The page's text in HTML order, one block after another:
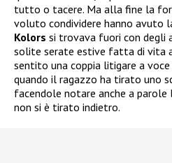
tutto o tacere. Ma alla fine la
voluto condividere hanno avuto
Kolors si trovava fuori con degli
solite serate estive fatta di vita
sentito una coppia litigare a
quando il ragazzo ha tirato uno
facendole notare anche a parole
non si è tirato indietro.